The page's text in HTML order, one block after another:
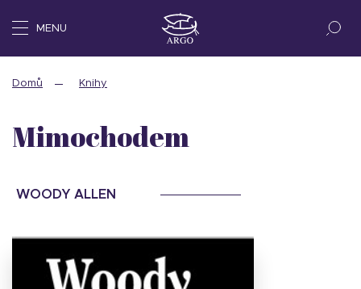
MENU
Domů Knihy
Mimochodem
WOODY ALLEN